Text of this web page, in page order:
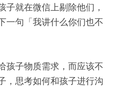
子就在微信上剔除他们，
一句「我讲什么你们也不
孩子物质需求，而应该不
，思考如何和孩子进行沟